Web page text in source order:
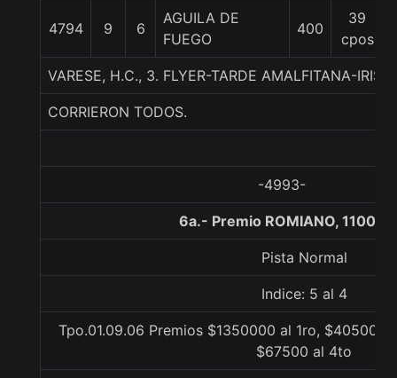
4794 9 6
AGUILA DE
FUEGO
400
39
cpos
VARESE, H.C., 3. FLYER-TARDE AMALFITANA-IRISH
CORRIERON TODOS.
-4993-
6a.- Premio ROMIANO, 1100
Pista Normal
Indice: 5 al 4
Tpo.01.09.06 Premios $1350000 al 1ro, $405000
$67500 al 4to